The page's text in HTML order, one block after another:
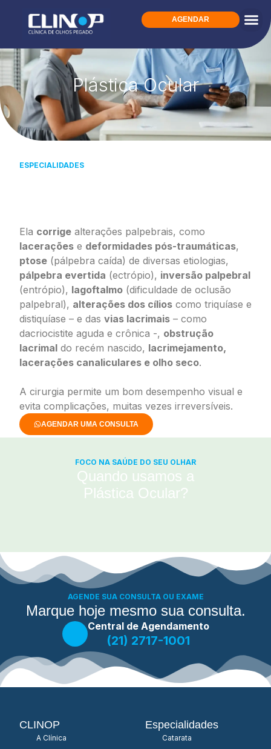
AGENDAR
Plástica Ocular
ESPECIALIDADES
Ela corrige alterações palpebrais, como
lacerações e deformidades pós-traumáticas,
ptose (pálpebra caída) de diversas etiologias,
pálpebra evertida (ectrópio), inversão palpebral
(entrópio), lagoftalmo (dificuldade de oclusão
palpebral), alterações dos cílios como triquíase e
distiquíase – e das vias lacrimais – como
dacriocistite aguda e crônica -, obstrução
lacrimal do recém nascido, lacrimejamento,
lacerações canaliculares e olho seco.
A cirurgia permite um bom desempenho visual e
evita complicações, muitas vezes irreversíveis.
AGENDAR UMA CONSULTA
FOCO NA SAÚDE DO SEU OLHAR
Quando usamos a
Plástica Ocular?
AGENDE SUA CONSULTA OU EXAME
Marque hoje mesmo sua consulta.
Central de Agendamento
(21) 2717-1001
CLINOP
A Clínica
Especialidades
Catarata